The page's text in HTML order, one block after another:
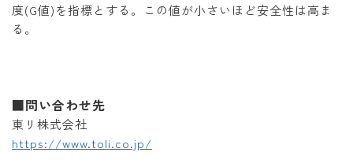
度(G値)を指標とする。この値が小さいほど安全性は高ま
る。
■問い合わせ先
東リ株式会社
https://www.toli.co.jp/